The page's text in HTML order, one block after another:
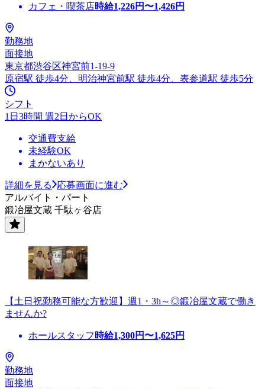
カフェ・喫茶店時給1,226円〜1,426円
勤務地
面接地
東京都渋谷区神宮前1-19-9
原宿駅 徒歩4分、明治神宮前駅 徒歩4分、表参道駅 徒歩5分
シフト
1日3時間 週2日からOK
交通費支給
未経験OK
まかないあり
詳細を見る
応募画面に進む
アルバイト・パート
鍛冶屋文蔵 千駄ヶ谷店
【土日祝勤務可能な方歓迎】週1・3h～◎鍛冶屋文蔵で働き
ませんか?
ホールスタッフ 時給1,300円〜1,625円
勤務地
面接地